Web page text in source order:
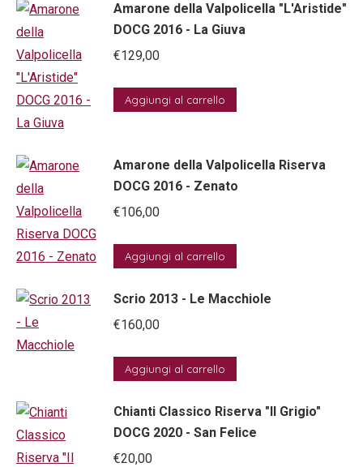
Amarone della Valpolicella "L'Aristide"
DOCG 2016 - La Giuva
€129,00
Aggiungi al carrello
Amarone della Valpolicella Riserva
DOCG 2016 - Zenato
€106,00
Aggiungi al carrello
Scrio 2013 - Le Macchiole
€160,00
Aggiungi al carrello
Chianti Classico Riserva "Il Grigio"
DOCG 2020 - San Felice
€20,00